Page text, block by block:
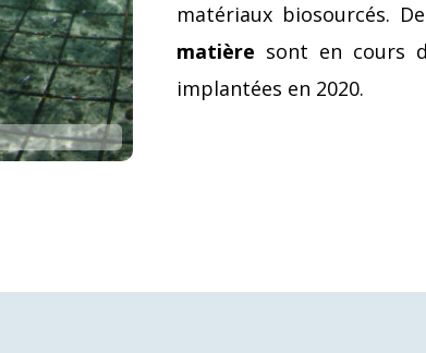
matériaux biosourcés.
matière sont en cours
implantées en 2020.